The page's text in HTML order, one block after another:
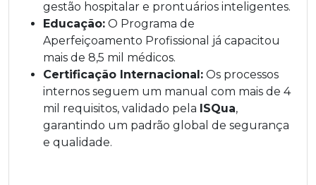
gestão hospitalar e prontuários inteligentes.
Educação: O Programa de
Aperfeiçoamento Profissional já capacitou
mais de 8,5 mil médicos.
Certificação Internacional: Os processos
internos seguem um manual com mais de 4
mil requisitos, validado pela ISQua,
garantindo um padrão global de segurança
e qualidade.